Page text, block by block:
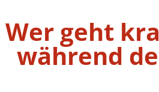
Wer geht
während